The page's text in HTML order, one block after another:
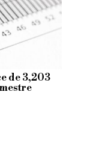
de 3,203